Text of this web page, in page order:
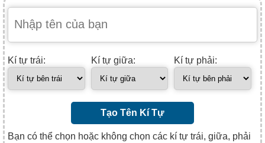
Kí tự trái: Kí tự giữa: Kí tự phải:
Tạo Tên Kí Tự
Bạn có thể chọn hoặc không chọn các kí tự trái, giữa, phải